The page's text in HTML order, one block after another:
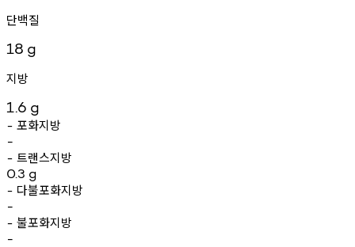
단백질
18 g
지방
1.6 g
- 포화지방
-
- 트랜스지방
0.3 g
- 다불포화지방
-
- 불포화지방
-